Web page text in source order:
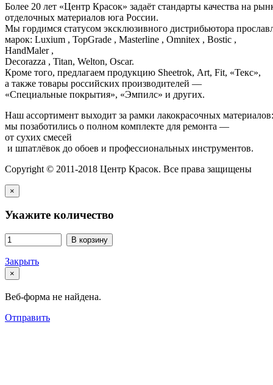
Более 20 лет «Центр Красок» задаёт стандарты качества на
отделочных материалов юга России.
Мы гордимся статусом эксклюзивного дистрибьютора
марок: Luxium , TopGrade , Masterline , Omnitex , Bostic ,
HandMaler ,
Decorazza , Titan, Welton, Oscar.
Кроме того, предлагаем продукцию Sheetrok, Art, Fit, «Текс»,
а также товары российских производителей —
«Специальные покрытия», «Эмпилс» и других.
Наш ассортимент выходит за рамки лакокрасочных
мы позаботились о полном комплекте для ремонта —
от сухих смесей
и шпатлёвок до обоев и профессиональных инструментов.
Copyright © 2011-2018 Центр Красок. Все права защищены
×
Укажите количество
В корзину
Закрыть
×
Веб-форма не найдена.
Отправить